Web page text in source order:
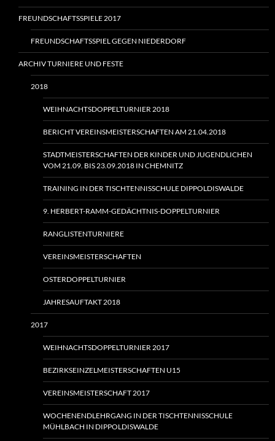
FREUNDSCHAFTSSPIELE 2017
FREUNDSCHAFTSSPIEL GEGEN NIEDERDORF
ARCHIV TURNIERE UND FESTE
2018
WEIHNACHTSDOPPELTURNIER 2018
BERICHT VEREINSMEISTERSCHAFTEN AM 21.04.2018
STADTMEISTERSCHAFTEN DER KINDER UND JUGENDLICHEN
VOM 21.09. BIS 23.09.2018 IN CHEMNITZ
TRAINING IN DER TISCHTENNISSCHULE DIPPOLDISWALDE
9. HERBERT-RAMM-GEDÄCHTNIS-DOPPELTURNIER
RANGLISTENTURNIERE
VEREINSMEISTERSCHAFTEN
OSTERDOPPELTURNIER
JAHRESAUFTAKT 2018
2017
WEIHNACHTSDOPPELTURNIER 2017
BEZIRKSEINZELMEISTERSCHAFTEN U15
VEREINSMEISTERSCHAFT 2017
WOCHENENDLEHRGANG IN DER TISCHTENNISSCHULE
MÜHLBACH IN DIPPOLDISWALDE